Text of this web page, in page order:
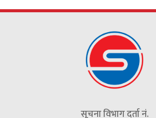
सूचना विभाग दर्ता नं.